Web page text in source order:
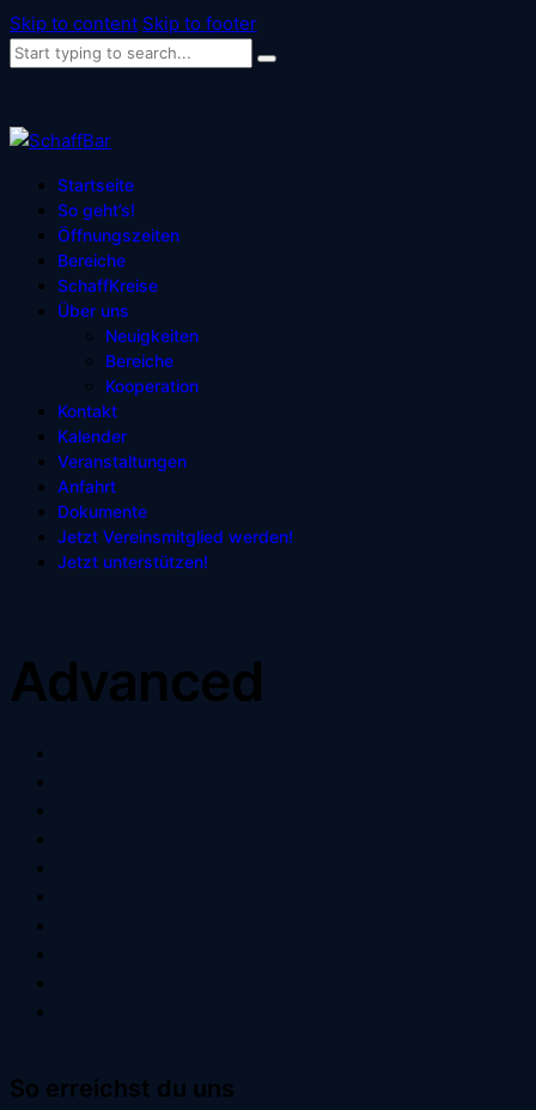
Skip to content Skip to footer
Startseite
So geht’s!
Öffnungszeiten
Bereiche
SchaffKreise
Über uns
Neuigkeiten
Bereiche
Kooperation
Kontakt
Kalender
Veranstaltungen
Anfahrt
Dokumente
Jetzt Vereinsmitglied werden!
Jetzt unterstützen!
Advanced
So erreichst du uns